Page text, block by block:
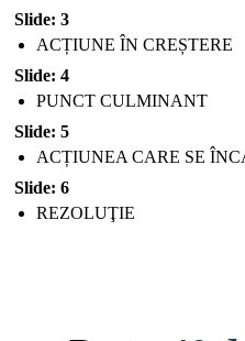
Slide: 3
ACȚIUNE ÎN CREȘTERE
Slide: 4
PUNCT CULMINANT
Slide: 5
ACȚIUNEA CARE SE
Slide: 6
REZOLUŢIE